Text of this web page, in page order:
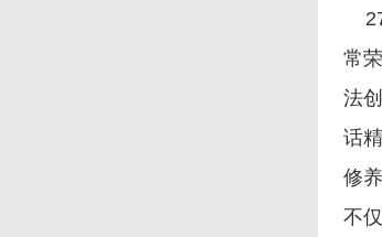
27
常
法
话
修
不